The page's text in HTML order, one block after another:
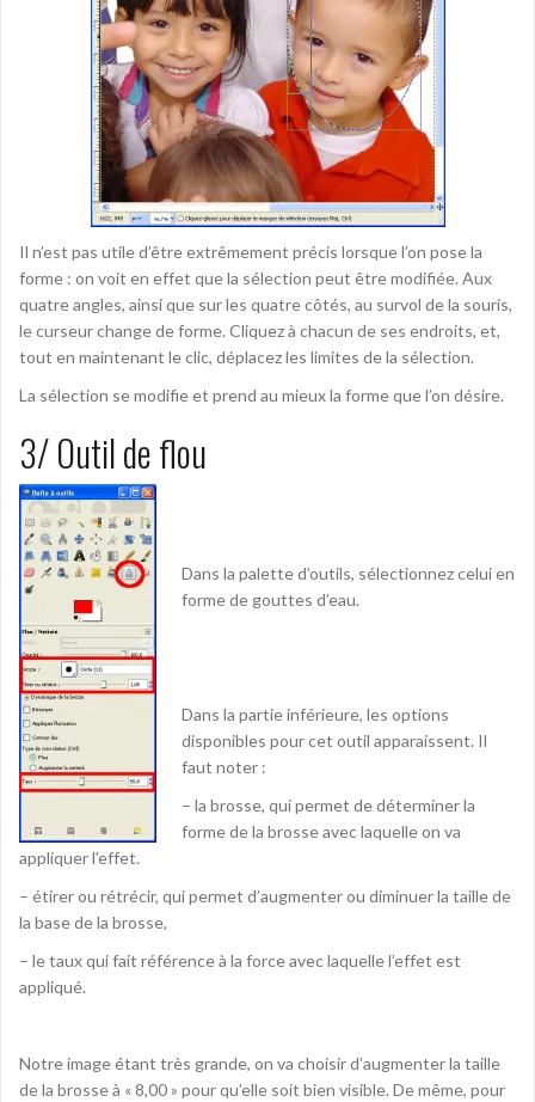
Il n’est pas utile d’être extrêmement précis lorsque l’on pose la
forme : on voit en effet que la sélection peut être modifiée. Aux
quatre angles, ainsi que sur les quatre côtés, au survol de la souris,
le curseur change de forme. Cliquez à chacun de ses endroits, et,
tout en maintenant le clic, déplacez les limites de la sélection.
La sélection se modifie et prend au mieux la forme que l’on désire.
3/ Outil de flou
Dans la palette d’outils, sélectionnez celui en
forme de gouttes d’eau.
Dans la partie inférieure, les options
disponibles pour cet outil apparaissent. Il
faut noter :
– la brosse, qui permet de déterminer la
forme de la brosse avec laquelle on va
appliquer l’effet.
– étirer ou rétrécir, qui permet d’augmenter ou diminuer la taille de
la base de la brosse,
– le taux qui fait référence à la force avec laquelle l’effet est
appliqué.
Notre image étant très grande, on va choisir d’augmenter la taille
de la brosse à « 8,00 » pour qu’elle soit bien visible. De même, pour